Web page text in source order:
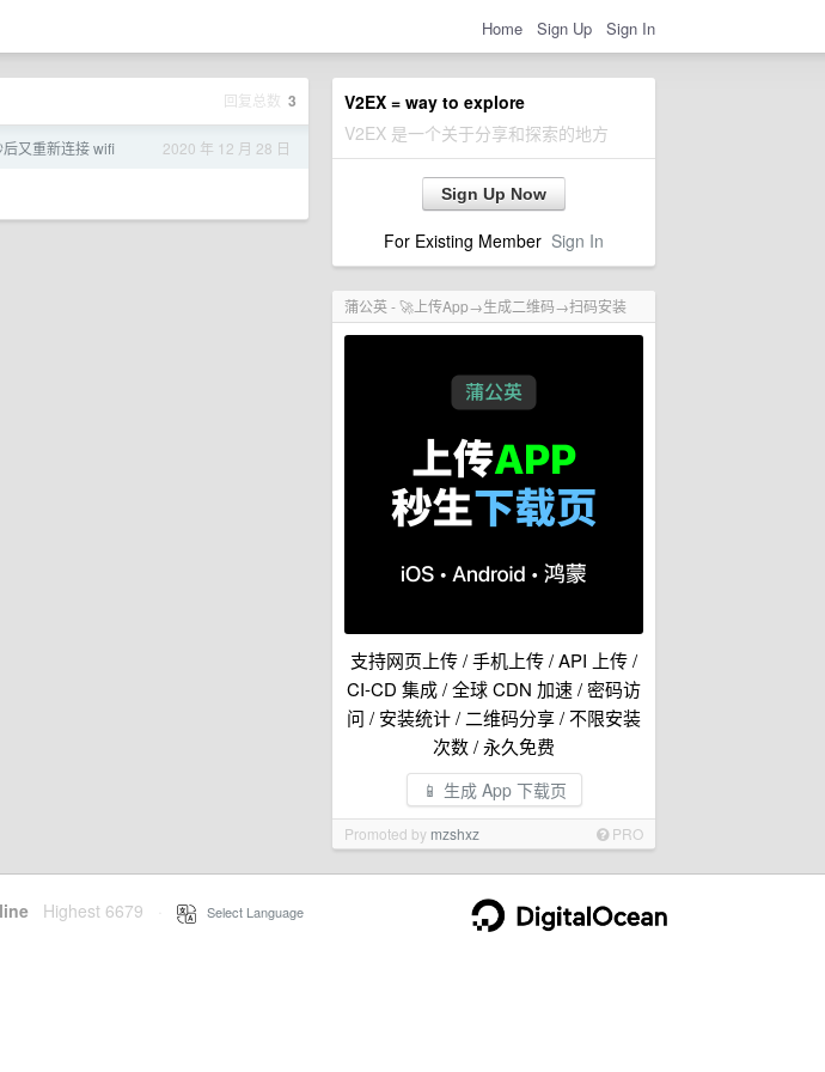
Home Sign Up Sign In
V2EX = way to explore
V2EX 是一个关于分享和探索的地方
Sign Up Now
For Existing Member Sign In
蒲公英 - 🚀上传App→生成二维码→扫码安装
支持网页上传 / 手机上传 / API 上传 /
CI-CD 集成 / 全球 CDN 加速 / 密码访
问 / 安装统计 / 二维码分享 / 不限安装
次数 / 永久免费
📱 生成 App 下载页
Promoted by mzshxz PRO
回复总数 3
2020 年 12 月 28 日
又重新连接 wifi
Highest 6679 Select Language